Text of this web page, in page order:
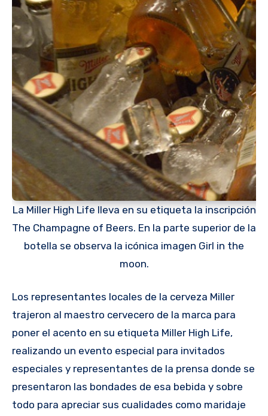
La Miller High Life lleva en su etiqueta la inscripción
The Champagne of Beers. En la parte superior de la
botella se observa la icónica imagen Girl in the
moon.
Los representantes locales de la cerveza Miller
trajeron al maestro cervecero de la marca para
poner el acento en su etiqueta Miller High Life,
realizando un evento especial para invitados
especiales y representantes de la prensa donde se
presentaron las bondades de esa bebida y sobre
todo para apreciar sus cualidades como maridaje